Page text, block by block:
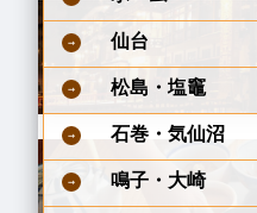
仙台
松島・塩竈
石巻・気仙沼
鳴子・大崎